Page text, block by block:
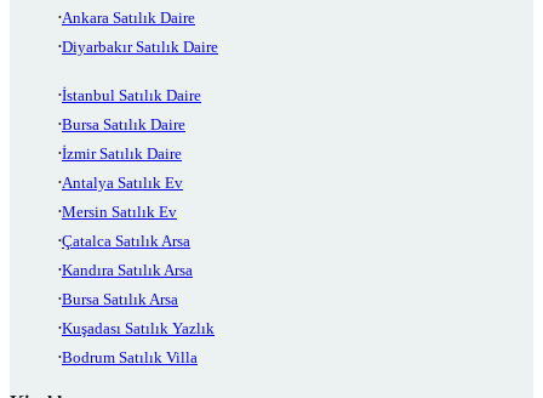
Ankara Satılık Daire
Diyarbakır Satılık Daire
İstanbul Satılık Daire
Bursa Satılık Daire
İzmir Satılık Daire
Antalya Satılık Ev
Mersin Satılık Ev
Çatalca Satılık Arsa
Kandıra Satılık Arsa
Bursa Satılık Arsa
Kuşadası Satılık Yazlık
Bodrum Satılık Villa